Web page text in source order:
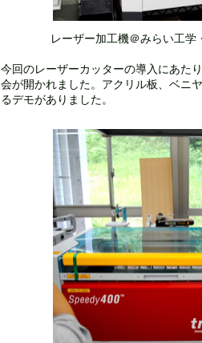
レーザー加工機＠みらい工
今回のレーザーカッターの導入にあた
会が開かれました。アクリル板、ベニ
るデモがありました。